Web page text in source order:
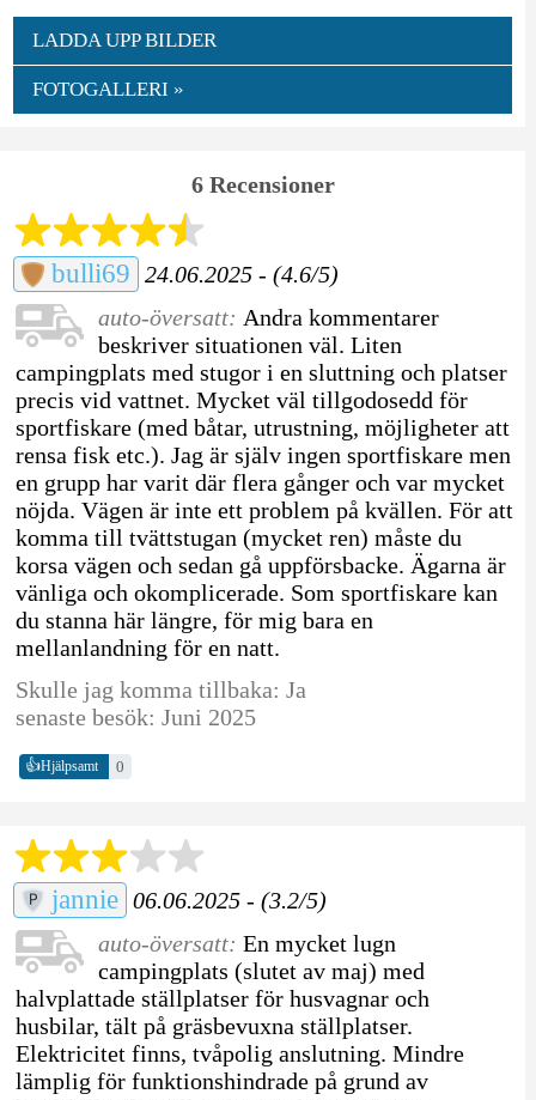
LADDA UPP BILDER
FOTOGALLERI »
6 Recensioner
bulli69 24.06.2025 - (4.6/5)
auto-översatt: Andra kommentarer
beskriver situationen väl. Liten
campingplats med stugor i en sluttning och platser
precis vid vattnet. Mycket väl tillgodosedd för
sportfiskare (med båtar, utrustning, möjligheter att
rensa fisk etc.). Jag är själv ingen sportfiskare men
en grupp har varit där flera gånger och var mycket
nöjda. Vägen är inte ett problem på kvällen. För att
komma till tvättstugan (mycket ren) måste du
korsa vägen och sedan gå uppförsbacke. Ägarna är
vänliga och okomplicerade. Som sportfiskare kan
du stanna här längre, för mig bara en
mellanlandning för en natt.
Skulle jag komma tillbaka: Ja
senaste besök: Juni 2025
👍Hjälpsamt 0
jannie 06.06.2025 - (3.2/5)
auto-översatt: En mycket lugn
campingplats (slutet av maj) med
halvplattade ställplatser för husvagnar och
husbilar, tält på gräsbevuxna ställplatser.
Elektricitet finns, tvåpolig anslutning. Mindre
lämplig för funktionshindrade på grund av